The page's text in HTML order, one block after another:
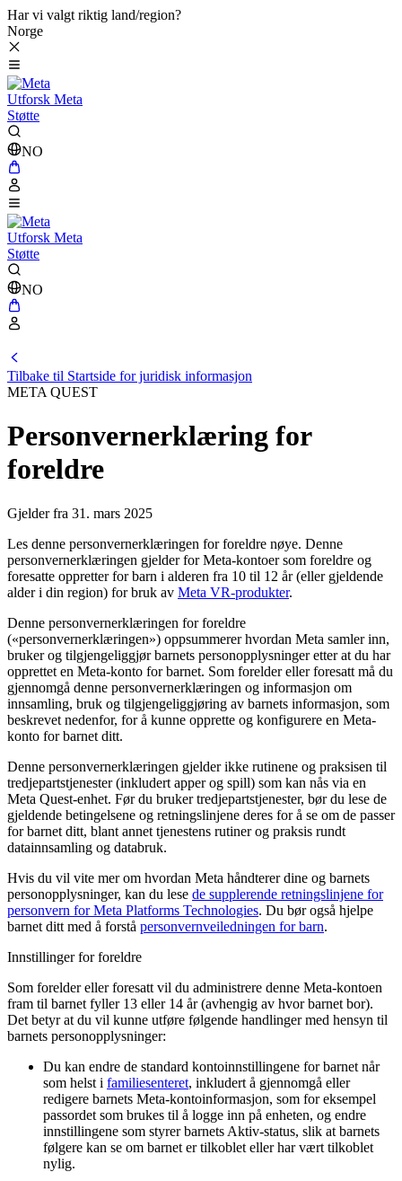
Har vi valgt riktig land/region?
Norge
Utforsk Meta
Støtte
NO
Utforsk Meta
Støtte
NO
Tilbake til Startside for juridisk informasjon
META QUEST
Personvernerklæring for
foreldre
Gjelder fra 31. mars 2025
Les denne personvernerklæringen for foreldre nøye. Denne
personvernerklæringen gjelder for Meta-kontoer som foreldre og
foresatte oppretter for barn i alderen fra 10 til 12 år (eller gjeldende
alder i din region) for bruk av Meta VR-produkter.
Denne personvernerklæringen for foreldre
(«personvernerklæringen») oppsummerer hvordan Meta samler inn,
bruker og tilgjengeliggjør barnets personopplysninger etter at du har
opprettet en Meta-konto for barnet. Som forelder eller foresatt må du
gjennomgå denne personvernerklæringen og informasjon om
innsamling, bruk og tilgjengeliggjøring av barnets informasjon, som
beskrevet nedenfor, for å kunne opprette og konfigurere en Meta-
konto for barnet ditt.
Denne personvernerklæringen gjelder ikke rutinene og praksisen til
tredjepartstjenester (inkludert apper og spill) som kan nås via en
Meta Quest-enhet. Før du bruker tredjepartstjenester, bør du lese de
gjeldende betingelsene og retningslinjene deres for å se om de passer
for barnet ditt, blant annet tjenestens rutiner og praksis rundt
datainnsamling og databruk.
Hvis du vil vite mer om hvordan Meta håndterer dine og barnets
personopplysninger, kan du lese de supplerende retningslinjene for
personvern for Meta Platforms Technologies. Du bør også hjelpe
barnet ditt med å forstå personvernveiledningen for barn.
Innstillinger for foreldre
Som forelder eller foresatt vil du administrere denne Meta-kontoen
fram til barnet fyller 13 eller 14 år (avhengig av hvor barnet bor).
Det betyr at du vil kunne utføre følgende handlinger med hensyn til
barnets personopplysninger:
Du kan endre de standard kontoinnstillingene for barnet når
som helst i familiesenteret, inkludert å gjennomgå eller
redigere barnets Meta-kontoinformasjon, som for eksempel
passordet som brukes til å logge inn på enheten, og endre
innstillingene som styrer barnets Aktiv-status, slik at barnets
følgere kan se om barnet er tilkoblet eller har vært tilkoblet
nylig.